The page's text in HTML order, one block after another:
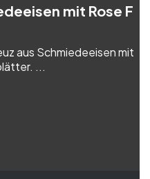
mit Rose F
aus Schmiedeeisen mit
...